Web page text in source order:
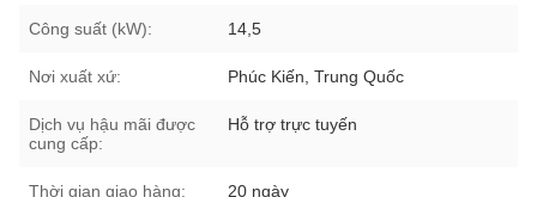
Công suất (kW): 14,5
Nơi xuất xứ: Phúc Kiến, Trung Quốc
Dịch vụ hậu mãi được
cung cấp:
Hỗ trợ trực tuyến
Thời gian giao hàng: 20 ngày